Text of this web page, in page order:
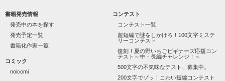
作品を読む
書籍発売情報
発売中の本を探す
発売予定一覧
書籍化作家一覧
コミック
noicomi
コンテスト
コンテスト一覧
超短編で謎をしかけろ！100文字ミステ
リーコンテスト
復刻！夏の野いちごビギナーズ応援コン
テスト～中・長編チャレンジ！～
500文字の不気味なテスト、募集中。
200文字でゾッ！こわい短編コンテスト